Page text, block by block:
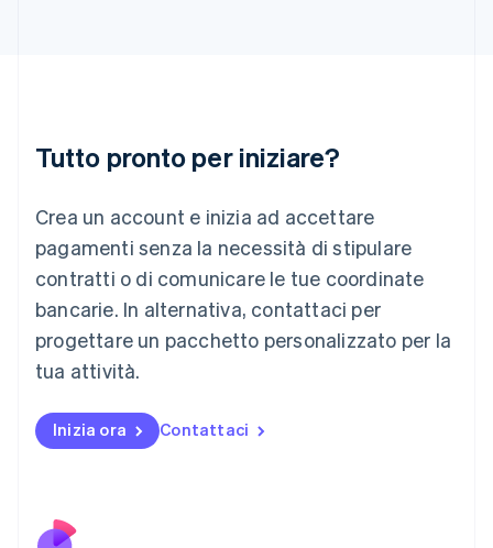
Tutto pronto per iniziare?
Crea un account e inizia ad accettare
pagamenti senza la necessità di stipulare
contratti o di comunicare le tue coordinate
bancarie. In alternativa, contattaci per
progettare un pacchetto personalizzato per la
tua attività.
Inizia ora Contattaci
Lettonia
English
DeutschEnglish
Lituania
Français DeutschEnglish
Malaysia
English 简体中文
Malta
Messico
EspañolEnglish
English